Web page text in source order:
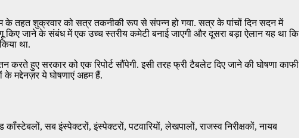
के तहत शुक्रवार को सत्र तकनीकी रूप से संपन्न हो गया. सत्र के पांचों दिन सदन में
किए जाने के संबंध में एक उच्च स्तरीय कमेटी बनाई जाएगी और दूसरा बड़ा ऐलान यह था कि
था.
हुए सरकार को एक रिपोर्ट सौंपेगी. इसी तरह फ्री टैबलेट दिए जाने की घोषणा काफी
मद्देनज़र ये घोषणाएं अहम हैं.
सब इंस्पेक्टरों, इंस्पेक्टरों, पटवारियों, लेखपालों, राजस्व निरीक्षकों, नायब